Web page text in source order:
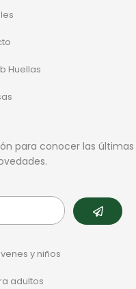
Huellas
para conocer las últimas
y niños
adultos